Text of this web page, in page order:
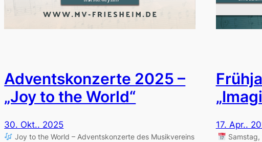
Adventskonzerte 2025 –
„Joy to the World“
30. Okt.. 2025
Joy to the World – Adventskonzerte des Musikvereins
17. Apr..
Samstag,